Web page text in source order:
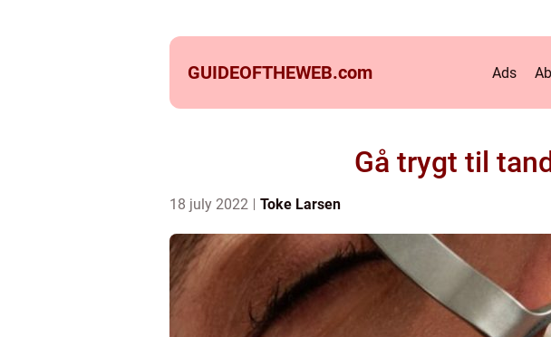
GUIDEOFTHEWEB.com Ads
Gå trygt til
18 july 2022 Toke Larsen